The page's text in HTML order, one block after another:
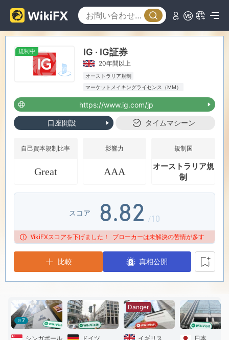
規制中 IG · IG証券
20年間以上
オーストラリア規制
マーケットメイキングライセンス（MM）
MT4フルライセンス
グローバル展開
オーストラリアマーケットメイキングライセンス
（MM）取消済み
ハイリスクレベル
https://www.ig.com/jp
口座開設 タイムマシーン
自己資本規制比率
Great
影響力
AAA
規制国
オーストラリア規
制
スコア
2
3
4
5
6
7
8
9
.
2
3
4
6
7
8
9
2
3
4
5
6
/10
、WikiFXスコアを下げました！ ブローカーは未解決の苦情が多すぎるため、
比較 真相公開
7
シンガポール ドイツ
Danger
イギリス 日本